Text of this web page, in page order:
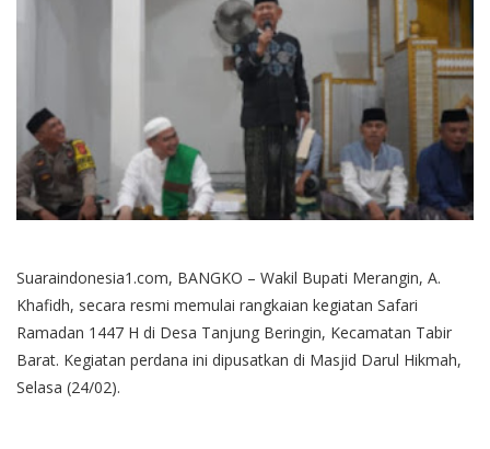
Suaraindonesia1.com, BANGKO – Wakil Bupati Merangin, A.
Khafidh, secara resmi memulai rangkaian kegiatan Safari
Ramadan 1447 H di Desa Tanjung Beringin, Kecamatan Tabir
Barat. Kegiatan perdana ini dipusatkan di Masjid Darul Hikmah,
Selasa (24/02).